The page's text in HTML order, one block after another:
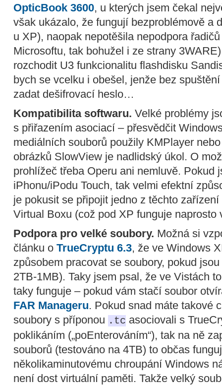
OpticBook 3600, u kterých jsem čekal
však ukázalo, že fungují bezproblémově a
u XP), naopak nepotěšila nepodpora
Microsoftu, tak bohužel i ze strany
rozchodit U3 funkcionalitu flashdisku
bych se vcelku i obešel, jenže bez
zadat dešifrovací heslo…
Kompatibilita softwaru. Velké problémy
s přiřazením asociací – přesvědčit
mediálních souborů použily KMPlayer
obrázků SlowView je nadlidský úkol. O
prohlížeč třeba Operu ani nemluvě. Pokud
iPhonu/iPodu Touch, tak velmi efektní
je pokusit se připojit jedno z těchto
Virtual Boxu (což pod XP funguje naprosto
Podpora pro velké soubory. Možná si
článku o TrueCryptu 6.3, že ve Windows
způsobem pracovat se soubory, pokud
2TB-1MB). Taky jsem psal, že ve Vistách
taky funguje – pokud vám stačí soubor
FAR Manageru. Pokud snad máte takové
soubory s příponou .tc asociovali s
poklikáním („poEnterováním“), tak na ně
souborů (testováno na 4TB) to občas
několikaminutovému chroupání Windows
není dost virtuální paměti. Takže velký